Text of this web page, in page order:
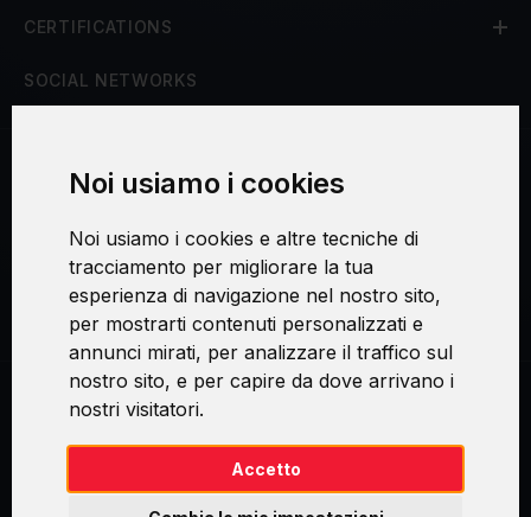
Noi usiamo i cookies
Noi usiamo i cookies e altre tecniche di
tracciamento per migliorare la tua
esperienza di navigazione nel nostro sito,
per mostrarti contenuti personalizzati e
annunci mirati, per analizzare il traffico sul
nostro sito, e per capire da dove arrivano i
nostri visitatori.
Accetto
CERTIFICATIONS
SOCIAL NETWORKS
Procedura di reclamo
Consenso al trattamento dei dati personali
Sicurezza e privacy
Swirl logoTM je ochranná známka společnosti AXELOS Limited. ITIL®
je registrovanou ochrannou známkou AXELOS Limited. PRINCE2® je
registrovanou ochrannou známkou AXELOS Limited. MSP® je